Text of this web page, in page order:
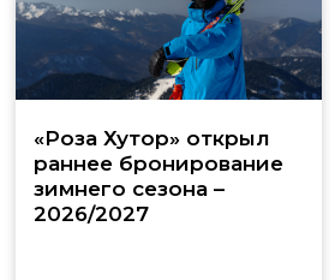
«Роза Хутор» открыл
раннее бронирование
зимнего сезона –
2026/2027